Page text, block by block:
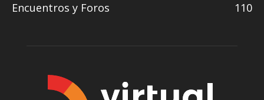
Encuentros y Foros
110